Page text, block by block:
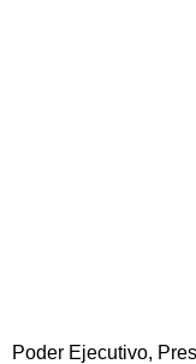
Poder Ejecutivo,